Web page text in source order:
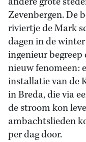
Zevenbergen. De
riviertje de Mark
dagen in de
ingenieur
nieuw fenomeen:
installatie van de
in Breda, die via
de stroom kon
ambachtslieden
per dag door.